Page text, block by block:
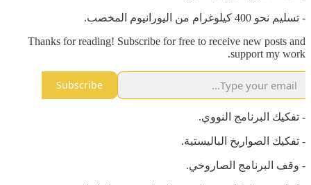
- تسليم نحو 400 كيلوغرام من اليورانيوم المخصب.
Thanks for reading! Subscribe for free to receive new posts and
support my work.
Subscribe
- تفكيك البرنامج النووي.
- تفكيك الصواريخ الباليستية.
- وقف البرنامج الصاروخي.